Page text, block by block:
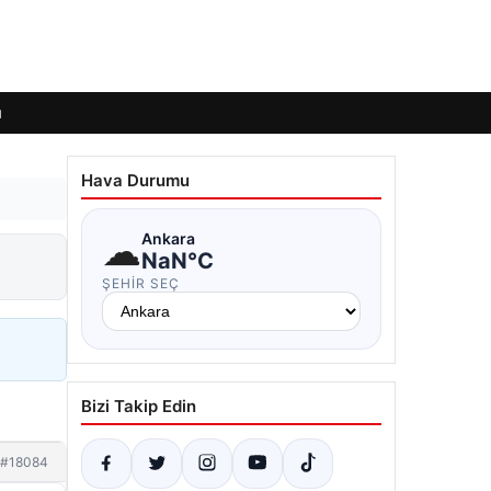
#18084
Hava Durumu
☁Ankara
NaN°C
ŞEHIR SEÇ
Bizi Takip Edin